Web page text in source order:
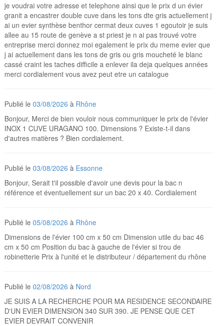
je voudrai votre adresse et telephone ainsi que le prix d un évier
granit a encastrer double cuve dans les tons dte gris actuellement j
ai un evier synthèse benthor cermat deux cuves 1 egoutoir je suis
allee au 15 route de genève a st priest je n ai pas trouvé votre
entreprise merci donnez moi egalement le prix du meme evier que
j ai actuellement dans les tons de gris ou gris moucheté le blanc
cassé craint les taches difficile a enlever ila deja quelques années
merci cordialement vous avez peut etre un catalogue
Publié le03/08/2026 à Rhône
Bonjour, Merci de bien vouloir nous communiquer le prix de l'évier
INOX 1 CUVE URAGANO 100. Dimensions ? Existe-t-il dans
d'autres matières ? Bien cordialement.
Publié le03/08/2026 à Essonne
Bonjour, Serait t'il possible d'avoir une devis pour la bac n
référence et éventuellement sur un bac 20 x 40. Cordialement
Publié le05/08/2026 à Rhône
Dimensions de l'évier 100 cm x 50 cm Dimension utile du bac 46
cm x 50 cm Position du bac à gauche de l'évier si trou de
robinetterie Prix à l'unité et le distributeur / département du rhône
Publié le02/08/2026 à Nord
JE SUIS A LA RECHERCHE POUR MA RESIDENCE SECONDAIRE
D'UN EVIER DIMENSION 340 SUR 390. JE PENSE QUE CET
EVIER DEVRAIT CONVENIR